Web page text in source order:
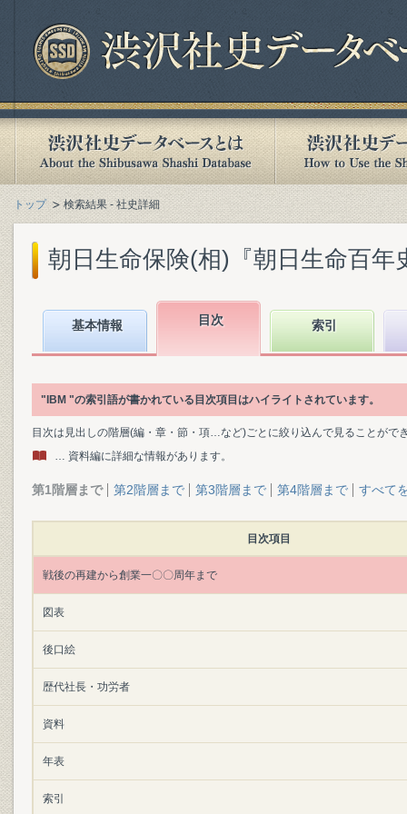
トップ 検索結果 - 社史詳細
朝日生命保険(相)『朝日生命百年
基本情報 目次 索引
"IBM "の索引語が書かれている目次項目はハイライトされています。
目次は見出しの階層(編・章・節・項…など)ごとに絞り込んで見ることがで
… 資料編に詳細な情報があります。
第1階層まで 第2階層まで 第3階層まで 第4階層まで すべて
目次項目
戦後の再建から創業一〇〇周年まで
図表
後口絵
歴代社長・功労者
資料
年表
索引